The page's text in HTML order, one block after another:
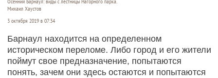
Осенний Барнаул: виды с лестницы Нагорного парка.
Михаил Хаустов
3 октября 2019 в 07:34
Барнаул находится на определенном
историческом переломе. Либо город и его жители
поймут свое предназначение, попытаются
понять, зачем они здесь остаются и попытаются